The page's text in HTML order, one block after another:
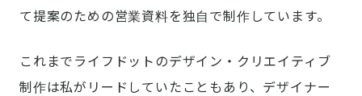
て提案のための営業資料を独自で制作しています。
これまでライフドットのデザイン・クリエイティブ
制作は私がリードしていたこともあり、デザイナー